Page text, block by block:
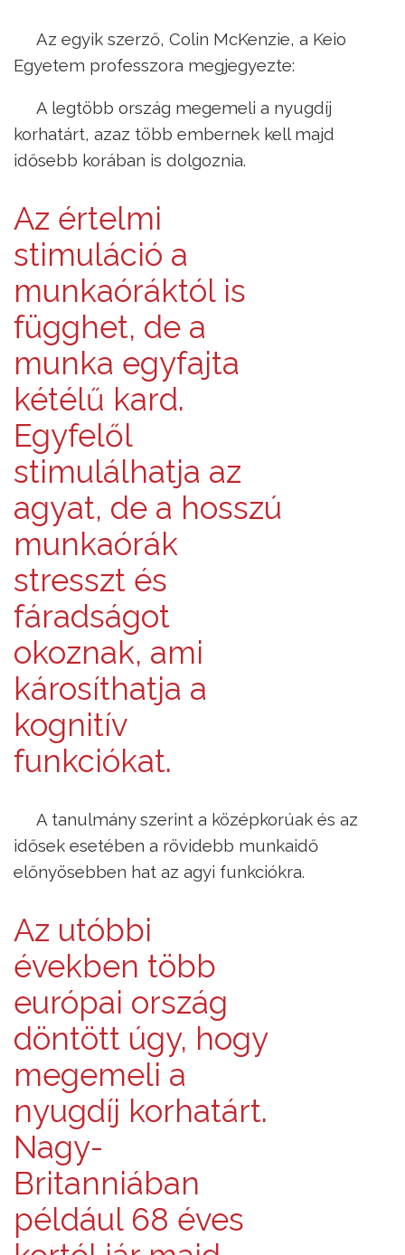
Az egyik szerző, Colin McKenzie, a Keio
Egyetem professzora megjegyezte:
A legtöbb ország megemeli a nyugdíj
korhatárt, azaz több embernek kell majd
idősebb korában is dolgoznia.
Az értelmi
stimuláció a
munkaóráktól is
függhet, de a
munka egyfajta
kétélű kard.
Egyfelől
stimulálhatja az
agyat, de a hosszú
munkaórák
stresszt és
fáradságot
okoznak, ami
károsíthatja a
kognitív
funkciókat.
A tanulmány szerint a középkorúak és az
idősek esetében a rövidebb munkaidő
előnyösebben hat az agyi funkciókra.
Az utóbbi
években több
európai ország
döntött úgy, hogy
megemeli a
nyugdíj korhatárt.
Nagy-
Britanniában
például 68 éves